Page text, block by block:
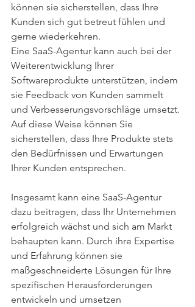
können sie sicherstellen, dass Ihre
Kunden sich gut betreut fühlen und
gerne wiederkehren.
Eine SaaS-Agentur kann auch bei der
Weiterentwicklung Ihrer
Softwareprodukte unterstützen, indem
sie Feedback von Kunden sammelt
und Verbesserungsvorschläge umsetzt.
Auf diese Weise können Sie
sicherstellen, dass Ihre Produkte stets
den Bedürfnissen und Erwartungen
Ihrer Kunden entsprechen.
Insgesamt kann eine SaaS-Agentur
dazu beitragen, dass Ihr Unternehmen
erfolgreich wächst und sich am Markt
behaupten kann. Durch ihre Expertise
und Erfahrung können sie
maßgeschneiderte Lösungen für Ihre
spezifischen Herausforderungen
entwickeln und umsetzen